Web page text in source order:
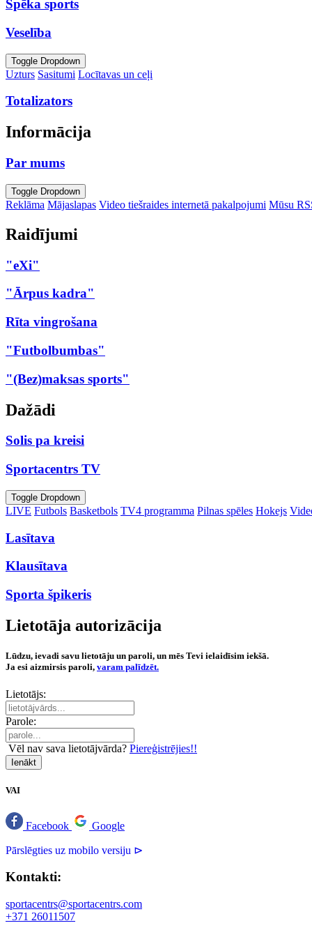
Spēka sports
Veselība
Toggle Dropdown
Uzturs Sasitumi Locītavas un ceļi
Totalizators
Informācija
Par mums
Toggle Dropdown
Reklāma Mājaslapas Video tiešraides internetā pakalpojumi Mūsu
Raidījumi
"eXi"
"Ārpus kadra"
Rīta vingrošana
"Futbolbumbas"
"(Bez)maksas sports"
Dažādi
Solis pa kreisi
Sportacentrs TV
Toggle Dropdown
LIVE Futbols Basketbols TV4 programma Pilnas spēles Hokejs
Lasītava
Klausītava
Sporta špikeris
Lietotāja autorizācija
Lūdzu, ievadi savu lietotāju un paroli, un mēs Tevi ielaidīsim iekšā.
Ja esi aizmirsis paroli, varam palīdzēt.
Lietotājs:
Parole:
Vēl nav sava lietotājvārda? Piereģistrējies!!
Ienākt
VAI
Facebook Google
Pārslēgties uz mobilo versiju ⊳
Kontakti:
sportacentrs@sportacentrs.com
+371 26011507